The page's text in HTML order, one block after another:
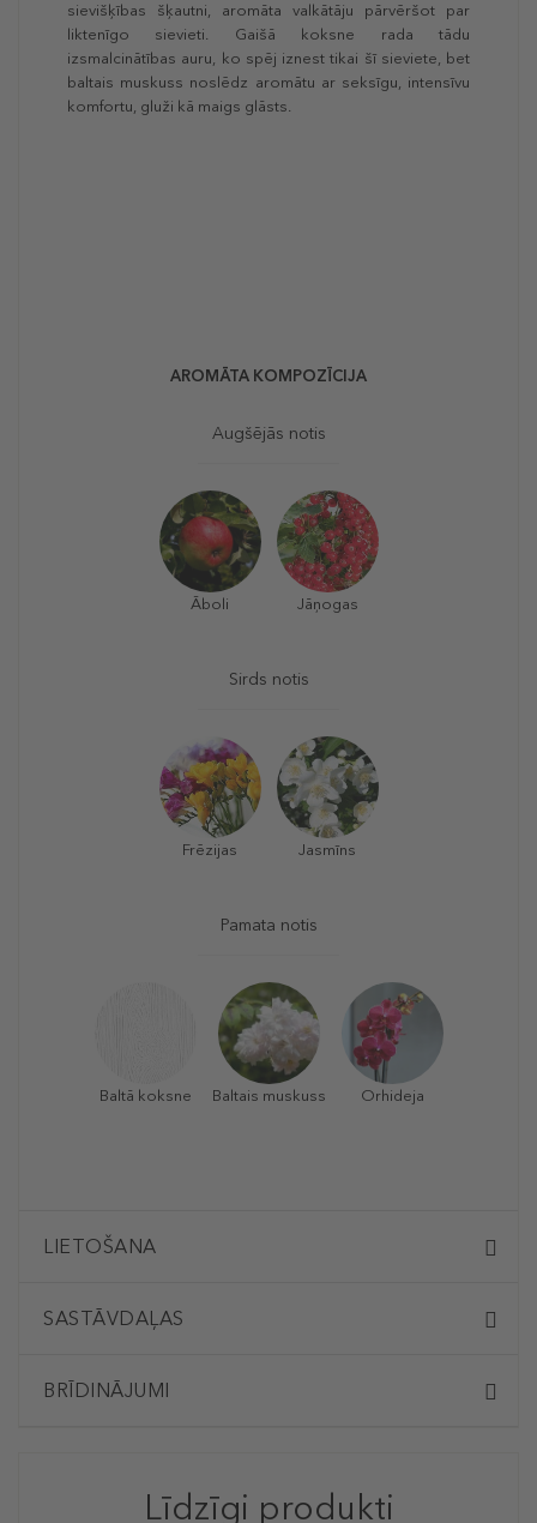
sievišķības šķautni, aromāta valkātāju pārvēršot par
liktenīgo sievieti. Gaišā koksne rada tādu
izsmalcinātības auru, ko spēj iznest tikai šī sieviete, bet
baltais muskuss noslēdz aromātu ar seksīgu, intensīvu
komfortu, gluži kā maigs glāsts.
AROMĀTA KOMPOZĪCIJA
Augšējās notis
Āboli Jāņogas
Sirds notis
Frēzijas Jasmīns
Pamata notis
Baltā koksne Baltais muskuss Orhideja
LIETOŠANA
SASTĀVDAĻAS
BRĪDINĀJUMI
Līdzīgi produkti